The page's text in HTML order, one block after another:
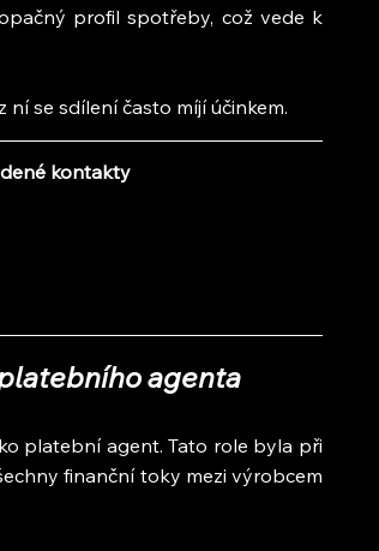
profil spotřeby, což vede k
se sdílení často míjí účinkem.
kontakty
agenta
platební agent. Tato role byla při
finanční toky mezi výrobcem